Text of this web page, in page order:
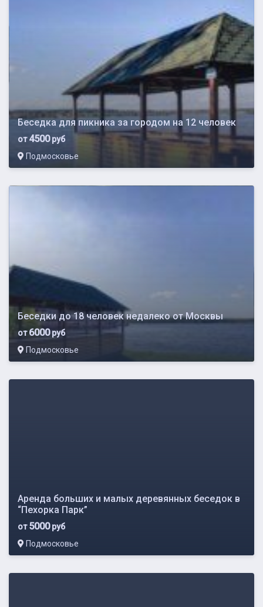
Беседка для пикника за городом на 12 человек
от4500руб
Подмосковье
Беседки до 18 человек недалеко от Москвы
от6000руб
Подмосковье
Аренда больших и малых деревянных беседок в
“Пехорка Парк”
от5000руб
Подмосковье